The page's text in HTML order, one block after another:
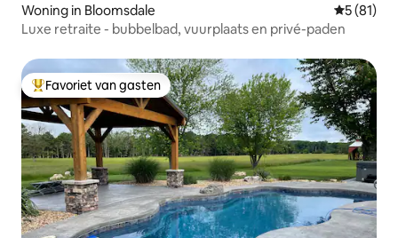
Woning in Bloomsdale
5 (81)
Luxe retraite - bubbelbad, vuurplaats en privé-paden
Topfavoriet van gasten
Favoriet van gasten